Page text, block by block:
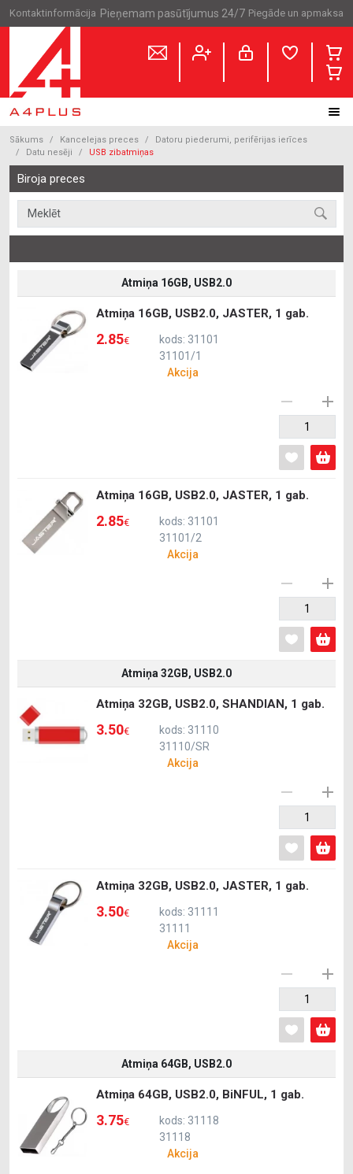
Kontaktinformācija Pieņemam pasūtījumus 24/7 Piegāde un apmaksa
Sākums Kancelejas preces
Datoru piederumi, perifērijas ierīces
Datu nesēji
USB zibatmiņas
Biroja preces
Atmiņa 16GB, USB2.0
Atmiņa 16GB, USB2.0, JASTER, 1 gab.
2.85€
kods: 31101
31101/1
Akcija
Atmiņa 16GB, USB2.0, JASTER, 1 gab.
2.85€
kods: 31101
31101/2
Akcija
Atmiņa 32GB, USB2.0
Atmiņa 32GB, USB2.0, SHANDIAN, 1 gab.
3.50€
kods: 31110
31110/SR
Akcija
Atmiņa 32GB, USB2.0, JASTER, 1 gab.
3.50€
kods: 31111
31111
Akcija
Atmiņa 64GB, USB2.0
Atmiņa 64GB, USB2.0, BiNFUL, 1 gab.
3.75€
kods: 31118
31118
Akcija